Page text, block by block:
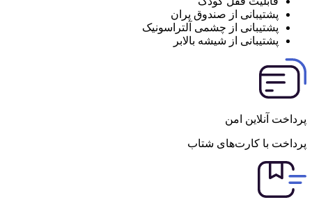
پشتیبانی از صندوق پران
پشتیبانی از چشمی آلتراسونیک
پشتیبانی از شیشه بالابر
پرداخت آنلاین امن
پرداخت با کارت‌های شتاب